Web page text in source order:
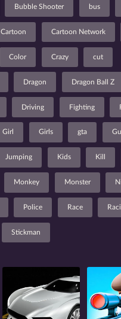
Bubble Shooter bus
Cartoon Cartoon Network
Color Crazy cut
Dragon Dragon Ball Z
Driving Fighting
Girl Girls gta
Jumping Kids Kill
Monkey Monster
Police Race
Stickman